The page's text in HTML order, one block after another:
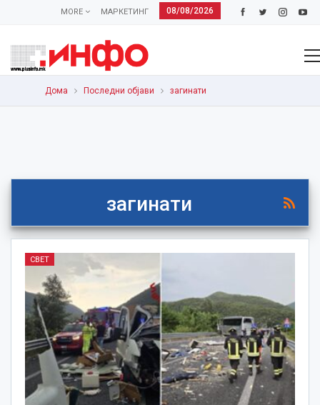
08/08/2026
МАРКЕТИНГ
MORE
Дома Последни објави загинати
загинати
СВЕТ